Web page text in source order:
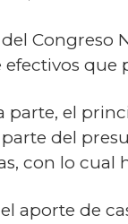
Congreso
que
parte, el
del
con lo cual
aporte de